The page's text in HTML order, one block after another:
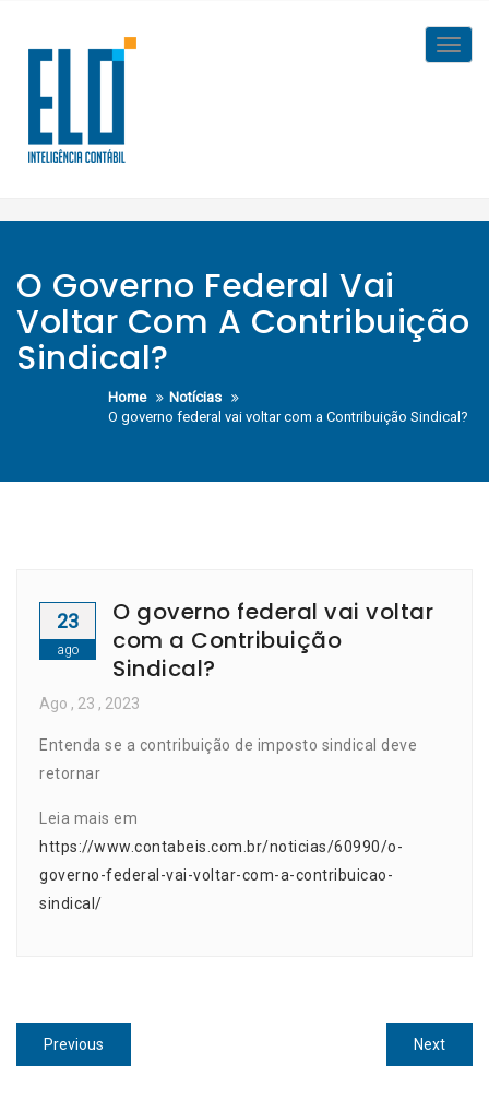
content
O Governo Federal Vai
Voltar Com A Contribuição
Sindical?
Home
Notícias
O governo federal vai voltar com a Contribuição Sindical?
23
ago
O governo federal vai voltar
com a Contribuição
Sindical?
Ago , 23 , 2023
Entenda se a contribuição de imposto sindical deve
retornar
Leia mais em
https://www.contabeis.com.br/noticias/60990/o-
governo-federal-vai-voltar-com-a-contribuicao-
sindical/
Navegação
de
Previous
post:
NextNext
post: